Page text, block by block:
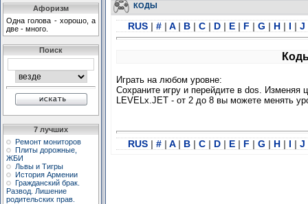
Афоризм
Одна голова - хорошо, а
две - много.
Поиск
7 лучших
Ремонт мониторов
Плиты дорожные,
ЖБИ
Львы и Тигры
История Армении
Гражданский брак.
Развод. Лишение
родительских прав.
КОДЫ
RUS | # | A | B | C | D | E | F | G | H | I | J
Играть на любом уровне:
Сохраните игру и перейдите в dos.
LEVELx.JET - от 2 до 8 вы можете менять
RUS | # | A | B | C | D | E | F | G | H | I | J